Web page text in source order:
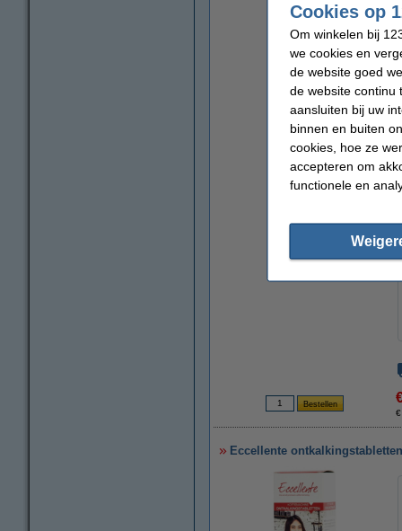
Eccellente
Cookies op
Om winkelen bij
we cookies en
de website goed
de website continu
aansluiten bij uw
binnen en buiten
cookies, hoe ze
accepteren om
functionele en